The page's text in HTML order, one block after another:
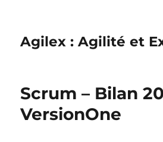
Agilex : Agilité et
Scrum – Bilan
VersionOne